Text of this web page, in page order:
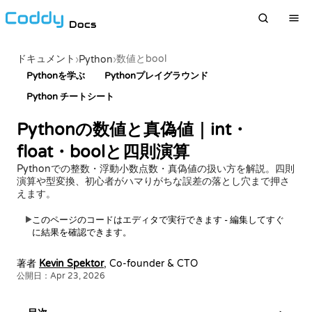
Docs
ドキュメント ›Python›数値とbool
Pythonを学ぶ
Pythonプレイグラウンド
Python チートシート
Pythonの数値と真偽値｜int・
float・boolと四則演算
Pythonでの整数・浮動小数点数・真偽値の扱い方を解説。四則
演算や型変換、初心者がハマりがちな誤差の落とし穴まで押さ
えます。
▶このページのコードはエディタで実行できます - 編集してすぐ
に結果を確認できます。
著者 Kevin Spektor, Co-founder & CTO
公開日：Apr 23, 2026